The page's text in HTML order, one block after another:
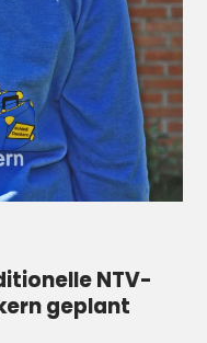
NTV-
geplant